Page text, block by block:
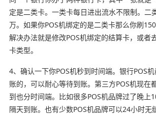
定是二类卡。一类卡每日进出流水不限制。二
万。如果你POS机绑定的是二类卡那么你刷
解决办法就是修改POS机绑定的结算卡，或者
卡类型。
4、确认一下你POS机秒到时间端。银行POS
账的，可以耐心等待到账。第三方POS机现在
到也分时间端。比如很多POS机品牌过了晚上
隔天到账。也有少数POS机品牌可以24小时无